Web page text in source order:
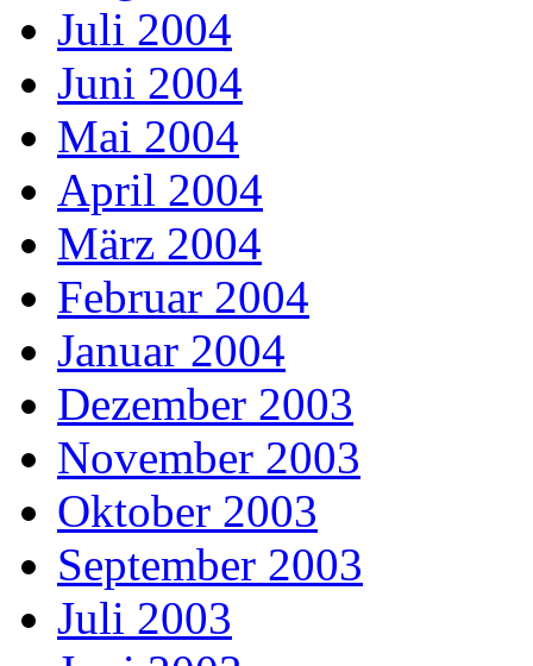
Juli 2004
Juni 2004
Mai 2004
April 2004
März 2004
Februar 2004
Januar 2004
Dezember 2003
November 2003
Oktober 2003
September 2003
Juli 2003